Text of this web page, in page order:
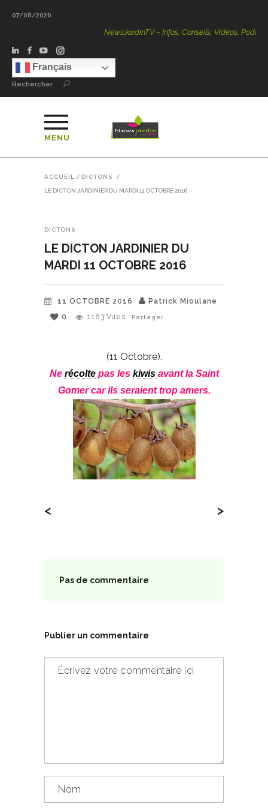
07/08/2026
NewsJardinTV – Infos, Conseils, Vidéos, Podcasts – 100
Français
Rechercher
MENU
ACCUEIL / DICTONS /
LE DICTON JARDINIER DU MARDI 11 OCTOBRE 2016
DICTONS
LE DICTON JARDINIER DU
MARDI 11 OCTOBRE 2016
11 OCTOBRE 2016
Patrick Mioulane
0
1183 Vues Partager
(11 Octobre).
Ne récoltepas les kiwisavant la Saint
Gomer car ils seraient trop amers.
< >
Pas de commentaire
Publier un commentaire